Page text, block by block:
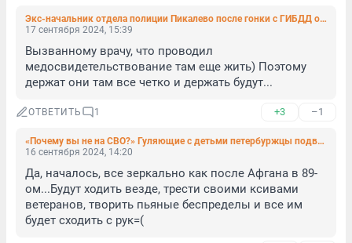
Экс-начальник отдела полиции Пикалево после гонки с ГИБДД остался без должности, но с правами
17 сентября 2024, 15:39
Вызванному врачу, что проводил
медосвидетельствование там еще жить) Поэтому
держат они там все четко и держать будут...
ОТВЕТИТЬ 1 +3 –1
«Почему вы не на СВО?» Гуляющие с детьми петербуржцы подверглись агрессивному допросу на площадке
16 сентября 2024, 14:20
Да, началось, все зеркально как после Афгана в 89-
ом...Будут ходить везде, трести своими ксивами
ветеранов, творить пьяные беспределы и все им
будет сходить с рук=(